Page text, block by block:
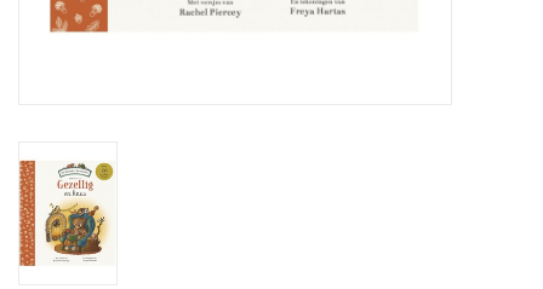
SALE
Merken